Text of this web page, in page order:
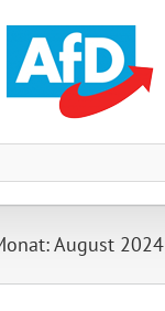
August 2024